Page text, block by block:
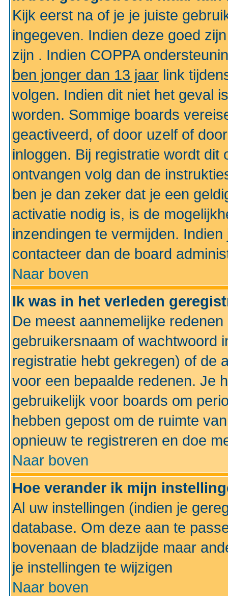
Kijk eerst na of je je juiste
ingegeven. Indien deze goed
zijn . Indien COPPA
ben jonger dan 13 jaar link
volgen. Indien dit niet het geval
worden. Sommige boards
geactiveerd, of door uzelf of
inloggen. Bij registratie wordt dit
ontvangen volg dan de
ben je dan zeker dat je een
activatie nodig is, is de
inzendingen te vermijden.
contacteer dan de board
Naar boven
Ik was in het verleden
De meest aannemelijke
gebruikersnaam of wachtwoord
registratie hebt gekregen) of de
voor een bepaalde redenen. Je
gebruikelijk voor boards om
hebben gepost om de ruimte
opnieuw te registreren en doe
Naar boven
Hoe verander ik mijn
Al uw instellingen (indien je
database. Om deze aan te
bovenaan de bladzijde maar
je instellingen te wijzigen
Naar boven